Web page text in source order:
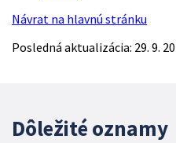
Návrat na hlavnú stránku
Posledná aktualizácia: 29. 9.
Dôležité oznamy